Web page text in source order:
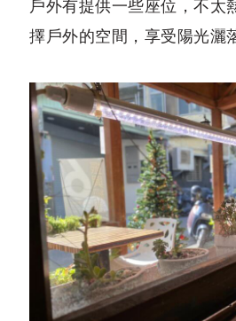
戶外有提供一些座位，不太
擇戶外的空間，享受陽光灑